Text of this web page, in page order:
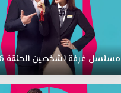
مسلسل غرفة لشخصين الحلقة 6